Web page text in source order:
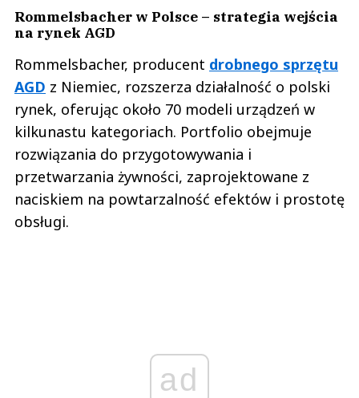
Rommelsbacher w Polsce – strategia wejścia
na rynek AGD
Rommelsbacher, producent drobnego sprzętu
AGD z Niemiec, rozszerza działalność o polski
rynek, oferując około 70 modeli urządzeń w
kilkunastu kategoriach. Portfolio obejmuje
rozwiązania do przygotowywania i
przetwarzania żywności, zaprojektowane z
naciskiem na powtarzalność efektów i prostotę
obsługi.
ad